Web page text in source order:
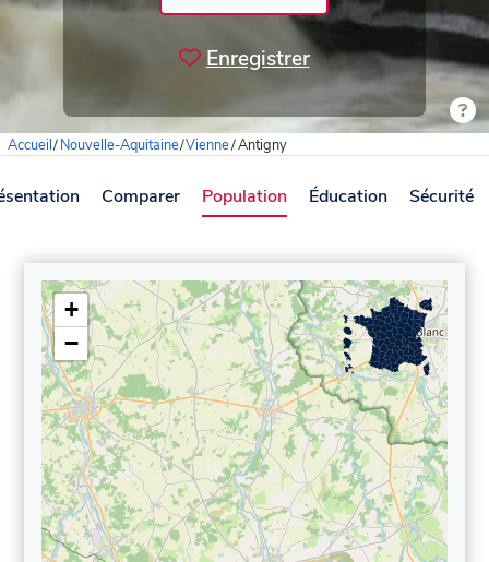
Enregistrer
Accueil/Nouvelle-Aquitaine/Vienne/Antigny
Comparer Population Éducation Sécurité
+
−